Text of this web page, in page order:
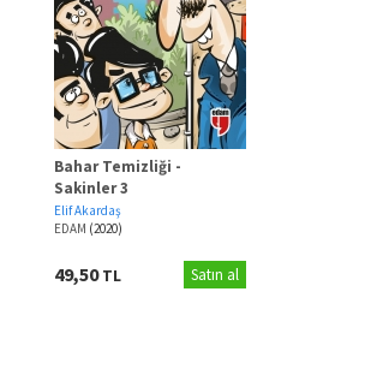
Bahar Temizliği -
Sakinler 3
Elif Akardaş
EDAM (2020)
49,50TL Satın al